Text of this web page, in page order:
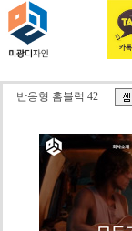
반응형 홈블럭 42